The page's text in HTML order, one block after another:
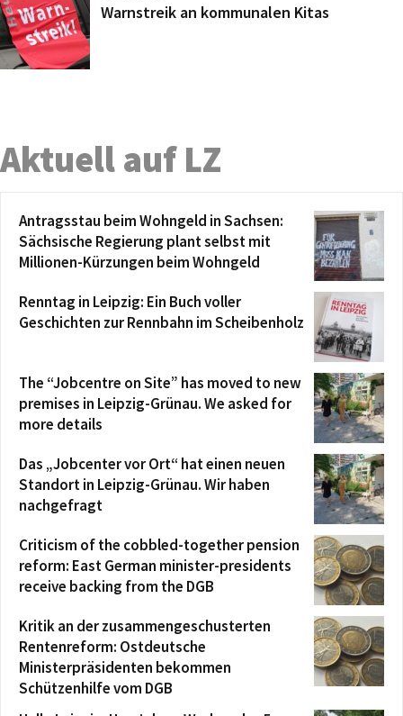
Warnstreik an kommunalen Kitas
Aktuell auf LZ
Antragsstau beim Wohngeld in Sachsen:
Sächsische Regierung plant selbst mit
Millionen-Kürzungen beim Wohngeld
Renntag in Leipzig: Ein Buch voller
Geschichten zur Rennbahn im Scheibenholz
The “Jobcentre on Site” has moved to new
premises in Leipzig-Grünau. We asked for
more details
Das „Jobcenter vor Ort“ hat einen neuen
Standort in Leipzig-Grünau. Wir haben
nachgefragt
Criticism of the cobbled-together pension
reform: East German minister-presidents
receive backing from the DGB
Kritik an der zusammengeschusterten
Rentenreform: Ostdeutsche
Ministerpräsidenten bekommen
Schützenhilfe vom DGB